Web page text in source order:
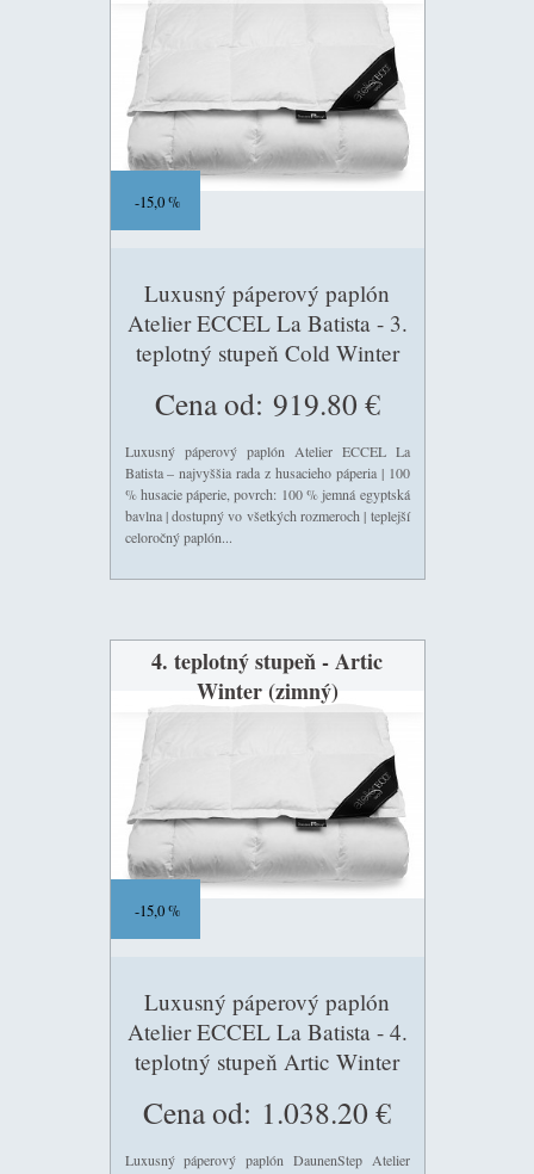
Luxusný páperový paplón
Atelier ECCEL La Batista - 3.
teplotný stupeň Cold Winter
15,0 %
Cena od: 919.80 €
Luxusný páperový paplón Atelier ECCEL La
Batista – najvyššia rada z husacieho páperia | 100
% husacie páperie, povrch: 100 % jemná egyptská
bavlna | dostupný vo všetkých rozmeroch | teplejší
celoročný paplón...
4. teplotný stupeň - Artic
Winter (zimný)
Luxusný páperový paplón
Atelier ECCEL La Batista - 4.
teplotný stupeň Artic Winter
15,0 %
Cena od: 1.038.20 €
Luxusný páperový paplón DaunenStep Atelier